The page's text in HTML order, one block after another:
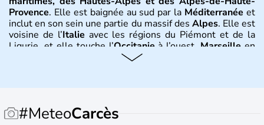
Provence. Elle est baignée au sud par la Méditerranéeet
inclut en son sein une partie du massif des Alpes. Elle est
voisine de l’Italie avec les régions du Piémont et de la
Ligurie, et elle touche l’Occitanie à l’ouest. Marseille en
Nice, Cannes, Saint-Tropez, Toulon,
des Alpes.
#MeteoCarcès